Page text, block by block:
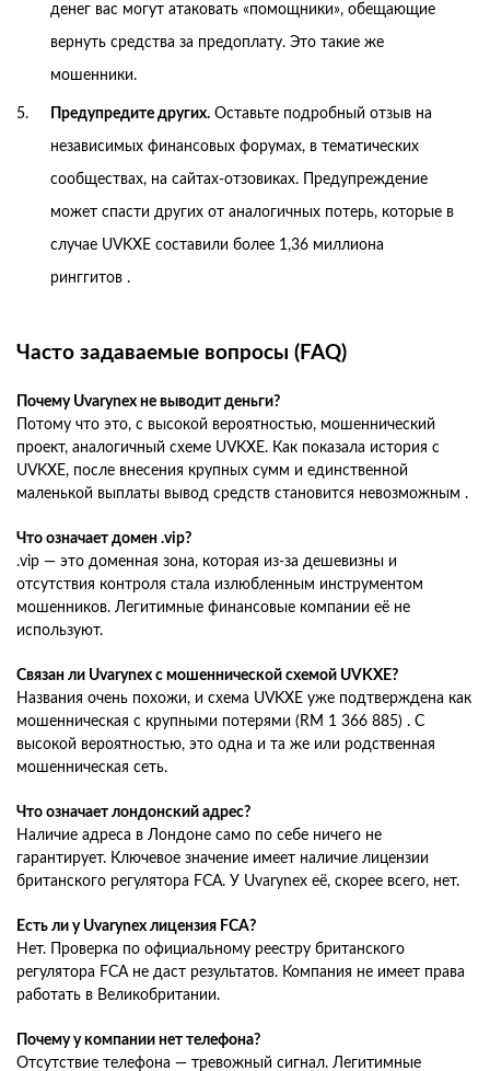
денег вас могут атаковать «помощники», обещающие
вернуть средства за предоплату. Это такие же
мошенники.
Предупредите других. Оставьте подробный отзыв на
независимых финансовых форумах, в тематических
сообществах, на сайтах-отзовиках. Предупреждение
может спасти других от аналогичных потерь, которые в
случае UVKXE составили более 1,36 миллиона
ринггитов .
Часто задаваемые вопросы (FAQ)
Почему Uvarynex не выводит деньги?
Потому что это, с высокой вероятностью, мошеннический
проект, аналогичный схеме UVKXE. Как показала история с
UVKXE, после внесения крупных сумм и единственной
маленькой выплаты вывод средств становится невозможным .
Что означает домен .vip?
.vip — это доменная зона, которая из-за дешевизны и
отсутствия контроля стала излюбленным инструментом
мошенников. Легитимные финансовые компании её не
используют.
Связан ли Uvarynex с мошеннической схемой UVKXE?
Названия очень похожи, и схема UVKXE уже подтверждена как
мошенническая с крупными потерями (RM 1 366 885) . С
высокой вероятностью, это одна и та же или родственная
мошенническая сеть.
Что означает лондонский адрес?
Наличие адреса в Лондоне само по себе ничего не
гарантирует. Ключевое значение имеет наличие лицензии
британского регулятора FCA. У Uvarynex её, скорее всего, нет.
Есть ли у Uvarynex лицензия FCA?
Нет. Проверка по официальному реестру британского
регулятора FCA не даст результатов. Компания не имеет права
работать в Великобритании.
Почему у компании нет телефона?
Отсутствие телефона — тревожный сигнал. Легитимные